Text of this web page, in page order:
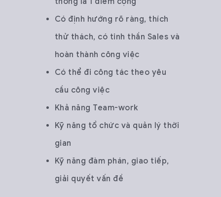
Có định hướng rõ ràng, thích
thử thách, có tinh thần Sales và
hoàn thành công việc
Có thể đi công tác theo yêu
cầu công việc
Khả năng Team-work
Kỹ năng tổ chức và quản lý thời
gian
Kỹ năng đàm phán, giao tiếp,
giải quyết vấn đề